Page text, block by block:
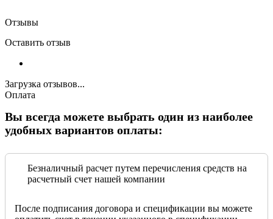
Отзывы
Оставить отзыв
Загрузка отзывов...
Оплата
Вы всегда можете выбрать один из наиболее
удобных вариантов оплаты:
Безналичный расчет путем перечисления средств на
расчетный счет нашей компании
После подписания договора и спецификации вы можете